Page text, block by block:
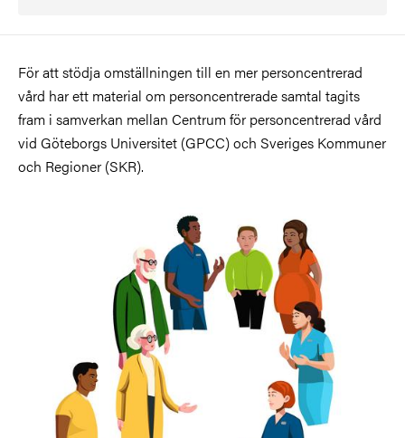
För att stödja omställningen till en mer personcentrerad
vård har ett material om personcentrerade samtal tagits
fram i samverkan mellan Centrum för personcentrerad vård
vid Göteborgs Universitet (GPCC) och Sveriges Kommuner
och Regioner (SKR).